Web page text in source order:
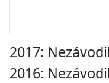
2017:
2016: